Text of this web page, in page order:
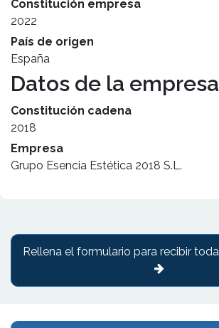
Constitución empresa
2022
País de origen
España
Datos de la empresa
Constitución cadena
2018
Empresa
Grupo Esencia Estética 2018 S.L.